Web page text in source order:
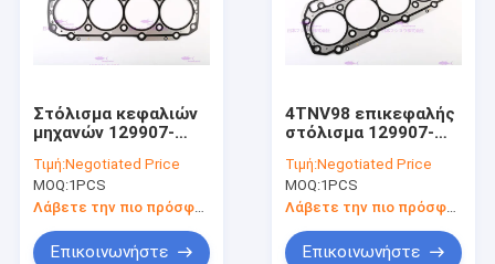
Στόλισμα κεφαλιών
μηχανών 129907-
4TNV98
Τιμή:Negotiated Price
MOQ:1PCS
Λάβετε την πιο πρόσφατη τιμή
Επικοινωνήστε
4TNV98 επικεφαλής
στόλισμα 129907-
μηχανών 12 μήνες
εξουσιοδότησης
Τιμή:Negotiated Price
MOQ:1PCS
Επικοινωνήστε